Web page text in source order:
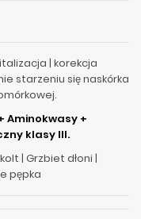
| korekcja
starzeniu się naskórka
Aminokwasy +
klasy III.
| Grzbiet dłoni |
pępka